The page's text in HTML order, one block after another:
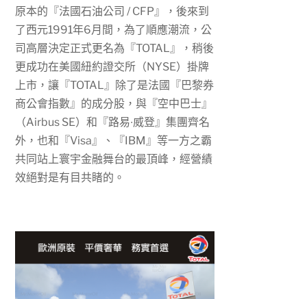
原本的『法國石油公司 / CFP』，後來到
了西元1991年6月間，為了順應潮流，公
司高層決定正式更名為『TOTAL 』，稍後
更成功在美國紐約證交所（NYSE）掛牌
上市，讓『TOTAL 』除了是法國『巴黎券
商公會指數』的成分股，與『空中巴士』
（Airbus SE）和『路易∙威登』集團齊名
外，也和『Visa 』、『IBM 』等一方之霸
共同站上寰宇金融舞台的最頂峰，經營績
效絕對是有目共睹的。